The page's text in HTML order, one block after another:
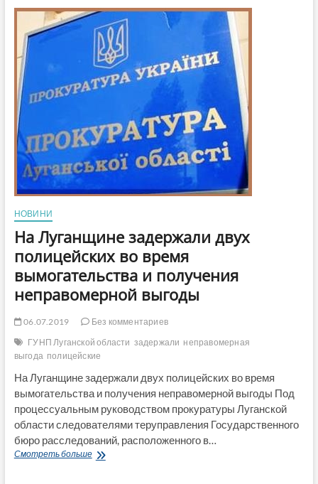
грозит
полицейским
из
Лисичанского
горотдела
и
управления
экономики
в
Луганской
области
за
наркотиков
НОВИНИ
На Луганщине задержали двух
полицейских во время
вымогательства и получения
неправомерной выгоды
06.07.2019
Без комментариев
ГУНП Луганской области задержали неправомерная
выгода полицейские
На Луганщине задержали двух полицейских во время
вымогательства и получения неправомерной выгоды Под
процессуальным руководством прокуратуры Луганской
области следователями теруправления Государственного
бюро расследований, расположенного в…
Смотреть большеНа